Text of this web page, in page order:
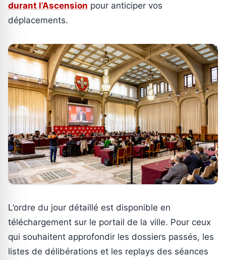
durant l’Ascension pour anticiper vos
déplacements.
L’ordre du jour détaillé est disponible en
téléchargement sur le portail de la ville. Pour ceux
qui souhaitent approfondir les dossiers passés, les
listes de délibérations et les replays des séances